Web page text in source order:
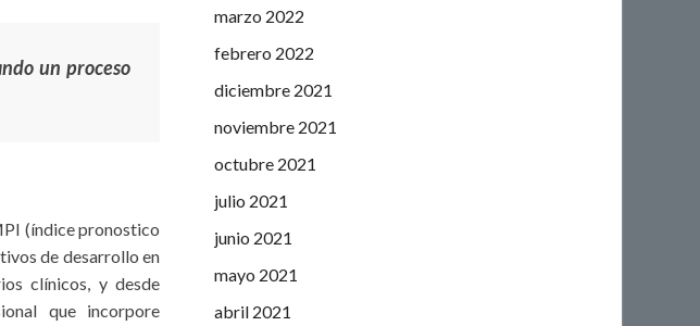
un proceso
(índice pronostico
de desarrollo en
clínicos, y desde
que incorpore
marzo 2022
febrero 2022
diciembre 2021
noviembre 2021
octubre 2021
julio 2021
junio 2021
mayo 2021
abril 2021